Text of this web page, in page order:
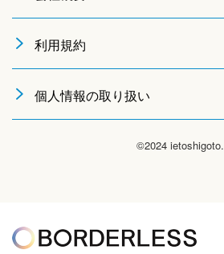
利用規約
個人情報の取り扱い
©2024 ietoshigoto.